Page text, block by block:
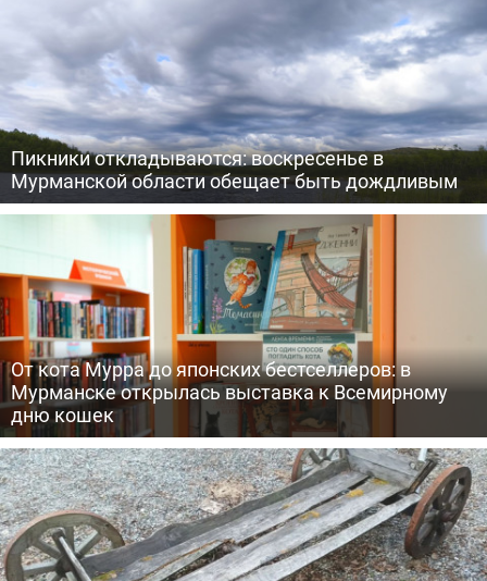
Пикники откладываются: воскресенье в
Мурманской области обещает быть дождливым
От кота Мурра до японских бестселлеров: в
Мурманске открылась выставка к Всемирному
дню кошек